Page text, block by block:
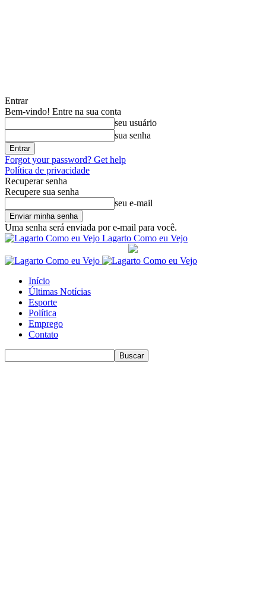
Entrar
Bem-vindo! Entre na sua conta
seu usuário
sua senha
Forgot your password? Get help
Política de privacidade
Recuperar senha
Recupere sua senha
seu e-mail
Uma senha será enviada por e-mail para você.
Lagarto Como eu Vejo
Início
Últimas Notícias
Esporte
Política
Emprego
Contato